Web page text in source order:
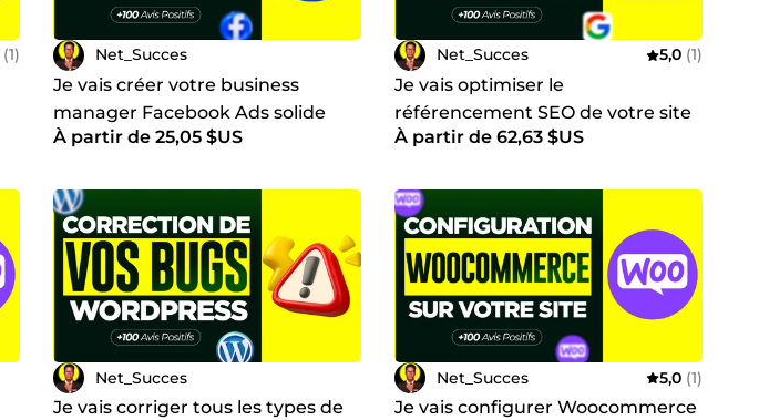
(1) Net_Succes
Je vais créer votre business
manager Facebook Ads solide
évitant tout risque de blocage
À partir de 25,05 $US
Net_Succes 5,0 (1)
Je vais optimiser le
référencement SEO de votre site
WordPress
À partir de 62,63 $US
Net_Succes
Je vais corriger tous les types de
Net_Succes 5,0 (1)
Je vais configurer Woocommerce